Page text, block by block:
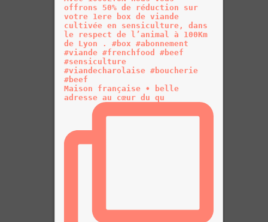
Maison française • belle
adresse au cœur du qu